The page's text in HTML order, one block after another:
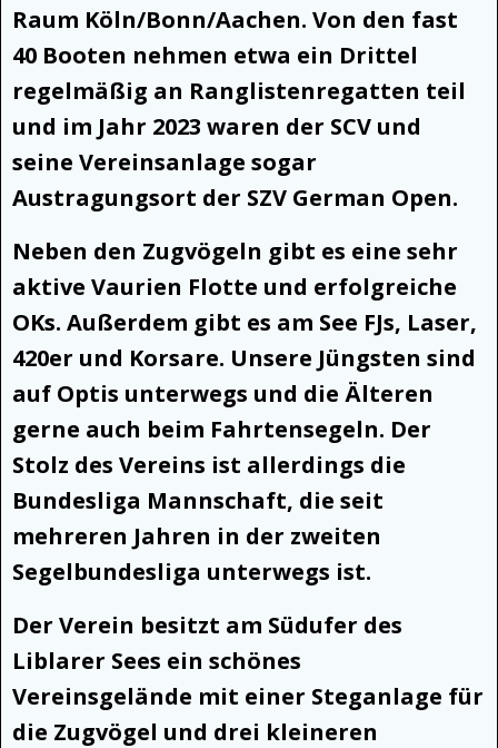
Raum Köln/Bonn/Aachen. Von den fast
40 Booten nehmen etwa ein Drittel
regelmäßig an Ranglistenregatten teil
und im Jahr 2023 waren der SCV und
seine Vereinsanlage sogar
Austragungsort der SZV German Open.
Neben den Zugvögeln gibt es eine sehr
aktive Vaurien Flotte und erfolgreiche
OKs. Außerdem gibt es am See FJs, Laser,
420er und Korsare. Unsere Jüngsten sind
auf Optis unterwegs und die Älteren
gerne auch beim Fahrtensegeln. Der
Stolz des Vereins ist allerdings die
Bundesliga Mannschaft, die seit
mehreren Jahren in der zweiten
Segelbundesliga unterwegs ist.
Der Verein besitzt am Südufer des
Liblarer Sees ein schönes
Vereinsgelände mit einer Steganlage für
die Zugvögel und drei kleineren